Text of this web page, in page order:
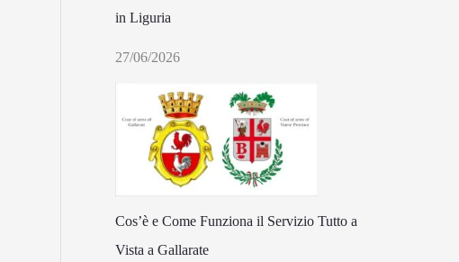
in Liguria
27/06/2026
Cos’è e Come Funziona il Servizio Tutto a
Vista a Gallarate